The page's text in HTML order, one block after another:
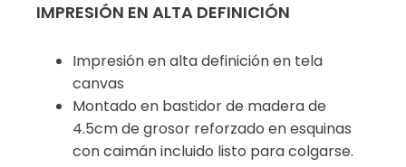
IMPRESIÓN EN ALTA DEFINICIÓN
Impresión en alta definición en tela
canvas
Montado en bastidor de madera de
4.5cm de grosor reforzado en esquinas
con caimán incluido listo para colgarse.